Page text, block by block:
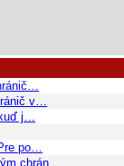
v…
j…
po…
chrán…